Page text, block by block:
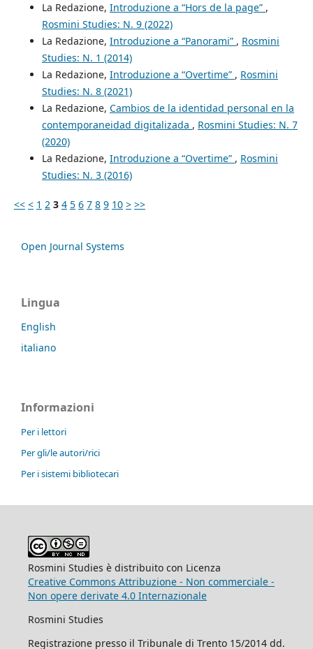
La Redazione, Introduzione a “Hors de la page” ,
Rosmini Studies: N. 9 (2022)
La Redazione, Introduzione a “Panorami” , Rosmini
Studies: N. 1 (2014)
La Redazione, Introduzione a “Overtime” , Rosmini
Studies: N. 8 (2021)
La Redazione, Cambios de la identidad personal en la
contemporaneidad digitalizada , Rosmini Studies: N. 7
(2020)
La Redazione, Introduzione a “Overtime” , Rosmini
Studies: N. 3 (2016)
<< < 1 2 3 4 5 6 7 8 9 10 > >>
Open Journal Systems
Lingua
English
italiano
Informazioni
Per i lettori
Per gli/le autori/rici
Per i sistemi bibliotecari
Rosmini Studies è distribuito con Licenza
Creative Commons Attribuzione - Non commerciale -
Non opere derivate 4.0 Internazionale
Rosmini Studies
Registrazione presso il Tribunale di Trento 15/2014 dd.